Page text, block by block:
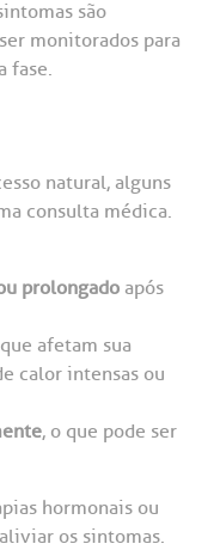
são
monitorados para
fase.
natural, alguns
consulta médica.
prolongado após
que afetam sua
calor intensas ou
, o que pode ser
hormonais ou
os sintomas.